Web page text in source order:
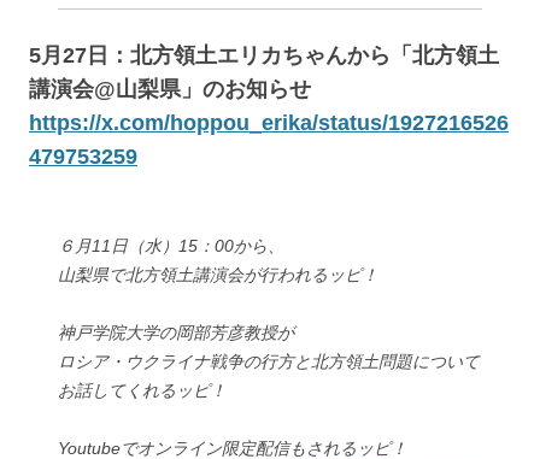
5月27日：北方領土エリカちゃんから「北方領土
講演会@山梨県」のお知らせ
https://x.com/hoppou_erika/status/1927216526
479753259
６月11日（水）15：00から、
山梨県で北方領土講演会が行われるッピ！
神戸学院大学の岡部芳彦教授が
ロシア・ウクライナ戦争の行方と北方領土問題について
お話してくれるッピ！
Youtubeでオンライン限定配信もされるッピ！